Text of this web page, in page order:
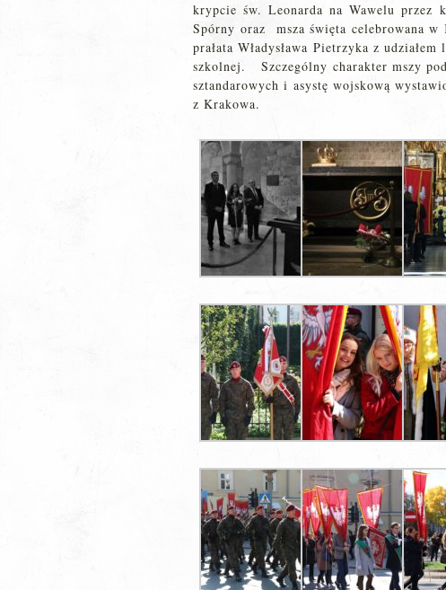
krypcie św. Leonarda na Wawelu przez
Spórny oraz msza święta celebrowana
prałata Władysława Pietrzyka z
szkolnej. Szczególny charakter mszy
sztandarowych i asystę wojskową
z Krakowa.